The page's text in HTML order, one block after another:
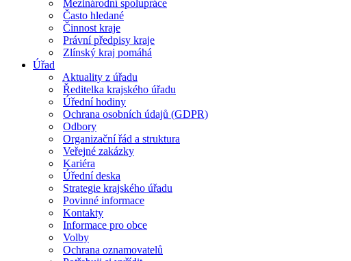
Mezinárodní spolupráce
Často hledané
Činnost kraje
Právní předpisy kraje
Zlínský kraj pomáhá
Úřad
Aktuality z úřadu
Ředitelka krajského úřadu
Úřední hodiny
Ochrana osobních údajů (GDPR)
Odbory
Organizační řád a struktura
Veřejné zakázky
Kariéra
Úřední deska
Strategie krajského úřadu
Povinné informace
Kontakty
Informace pro obce
Volby
Ochrana oznamovatelů